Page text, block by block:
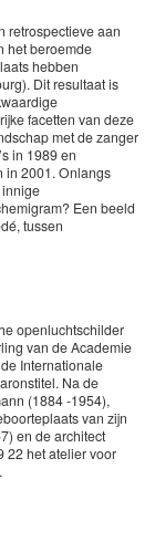
retrospectieve aan
het beroemde
hebben
Dit resultaat is
facetten van deze
met de zanger
in 1989 en
in 2001. Onlangs
Een beeld
tussen
openluchtschilder
van de Academie
Internationale
Na de
(1884 -1954),
van zijn
en de architect
22 het atelier voor